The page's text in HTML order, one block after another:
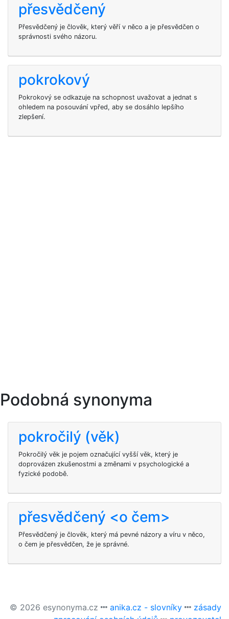
přesvědčený
Přesvědčený je člověk, který věří v něco a je přesvědčen o
správnosti svého názoru.
pokrokový
Pokrokový se odkazuje na schopnost uvažovat a jednat s
ohledem na posouvání vpřed, aby se dosáhlo lepšího
zlepšení.
Podobná synonyma
pokročilý (věk)
Pokročilý věk je pojem označující vyšší věk, který je
doprovázen zkušenostmi a změnami v psychologické a
fyzické podobě.
přesvědčený <o čem>
Přesvědčený je člověk, který má pevné názory a víru v něco,
o čem je přesvědčen, že je správné.
© 2026 esynonyma.cz anika.cz - slovníky
zásady